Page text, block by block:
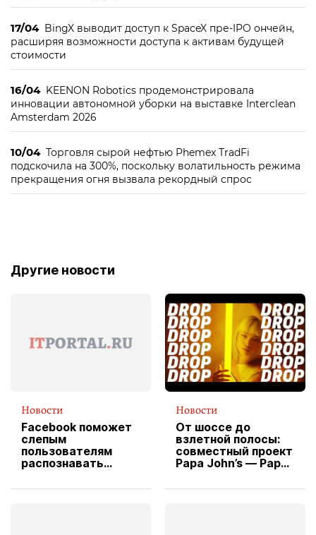
17/04 BingX выводит доступ к SpaceX пре-IPO ончейн,
расширяя возможности доступа к активам будущей
стоимости
16/04 KEENON Robotics продемонстрировала
инновации автономной уборки на выставке Interclean
Amsterdam 2026
10/04 Торговля сырой нефтью Phemex TradFi
подскочила на 300%, поскольку волатильность режима
прекращения огня вызвала рекордный спрос
Другие новости
Новости
Facebook поможет
слепым
пользователям
распознавать
Новости
От шоссе до
взлетной полосы:
совместный проект
Papa John’s — Papa
вводит